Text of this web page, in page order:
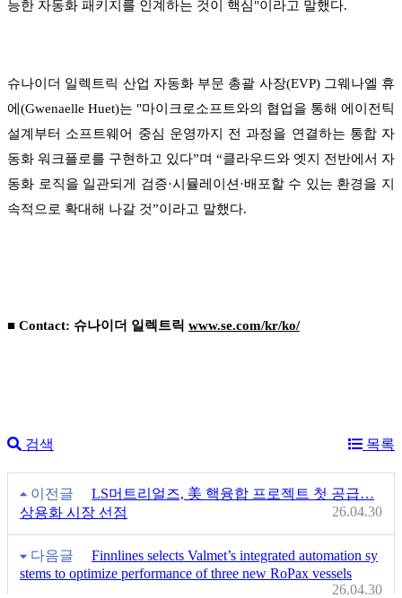
능한 자동화 패키지를 인계하는 것이 핵심"이라고 말했다.
슈나이더 일렉트릭 산업 자동화 부문 총괄 사장(EVP) 그웨나엘 휴
에(Gwenaelle Huet)는 "마이크로소프트와의 협업을 통해 에이전틱
설계부터 소프트웨어 중심 운영까지 전 과정을 연결하는 통합 자
동화 워크플로를 구현하고 있다”며 “클라우드와 엣지 전반에서 자
동화 로직을 일관되게 검증·시뮬레이션·배포할 수 있는 환경을 지
속적으로 확대해 나갈 것”이라고 말했다.
■ Contact: 슈나이더 일렉트릭 www.se.com/kr/ko/
검색 목록
이전글
LS머트리얼즈, 美 핵융합 프로젝트 첫 공급…
상용화 시장 선점
26.04.30
다음글
Finnlines selects Valmet’s integrated automation sy
stems to optimize performance of three new RoPax vessels
26.04.30